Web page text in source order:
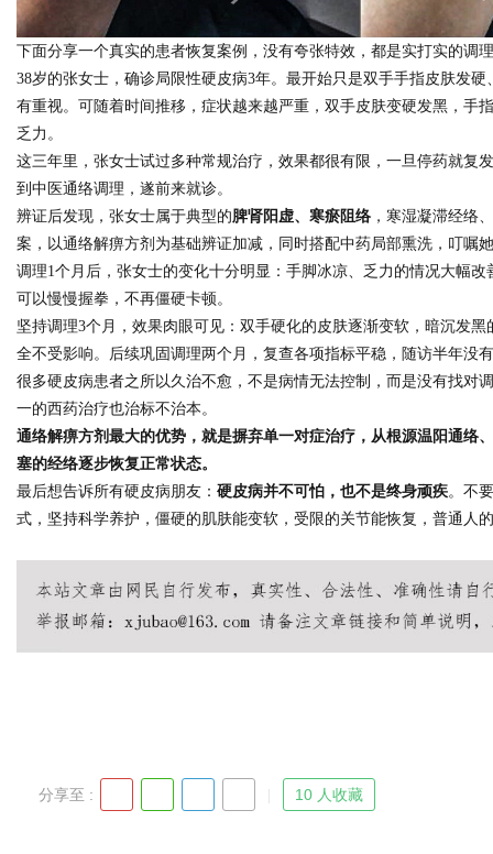
下面分享一个真实的患者恢复案例，没有夸张特效，都是实打实的调
38岁的张女士，确诊局限性硬皮病3年。最开始只是双手手指皮肤发
有重视。可随着时间推移，症状越来越严重，双手皮肤变硬发黑，手
乏力。
这三年里，张女士试过多种常规治疗，效果都很有限，一旦停药就复
到中医通络调理，遂前来就诊。
辨证后发现，张女士属于典型的脾肾阳虚、寒瘀阻络 ，寒湿凝滞经络
案，以通络解痹方剂为基础辨证加减，同时搭配中药局部熏洗，叮嘱
调理1个月后，张女士的变化十分明显：手脚冰凉、乏力的情况大幅
可以慢慢握拳，不再僵硬卡顿。
坚持调理3个月，效果肉眼可见：双手硬化的皮肤逐渐变软，暗沉发
全不受影响。后续巩固调理两个月，复查各项指标平稳，随访半年没
很多硬皮病患者之所以久治不愈，不是病情无法控制，而是没有找对
一的西药治疗也治标不治本。
通络解痹方剂最大的优势，就是摒弃单一对症治疗，从根源温阳通络
塞的经络逐步恢复正常状态。
最后想告诉所有硬皮病朋友： 硬皮病并不可怕，也不是终身顽疾。不
式，坚持科学养护，僵硬的肌肤能变软，受限的关节能恢复，普通人
分享至 : 10 人收藏